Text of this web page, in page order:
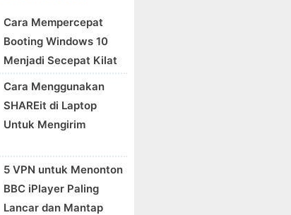
Cara Mempercepat
Booting Windows 10
Menjadi Secepat Kilat
Cara Menggunakan
SHAREit di Laptop
Untuk Mengirim
5 VPN untuk Menonton
BBC iPlayer Paling
Lancar dan Mantap